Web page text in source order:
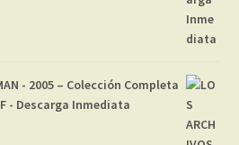
- 2005 – Colección Completa
- Descarga Inmediata